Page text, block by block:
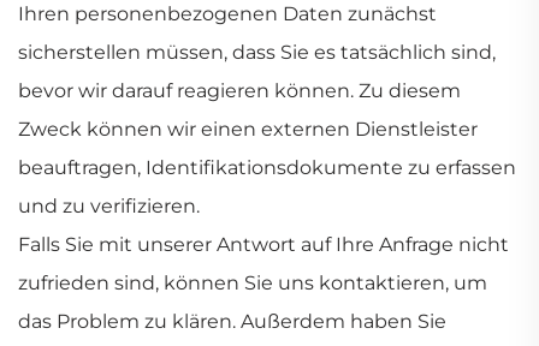
Ihren personenbezogenen Daten zunächst
sicherstellen müssen, dass Sie es tatsächlich sind,
bevor wir darauf reagieren können. Zu diesem
Zweck können wir einen externen Dienstleister
beauftragen, Identifikationsdokumente zu erfassen
und zu verifizieren.
Falls Sie mit unserer Antwort auf Ihre Anfrage nicht
zufrieden sind, können Sie uns kontaktieren, um
das Problem zu klären. Außerdem haben Sie